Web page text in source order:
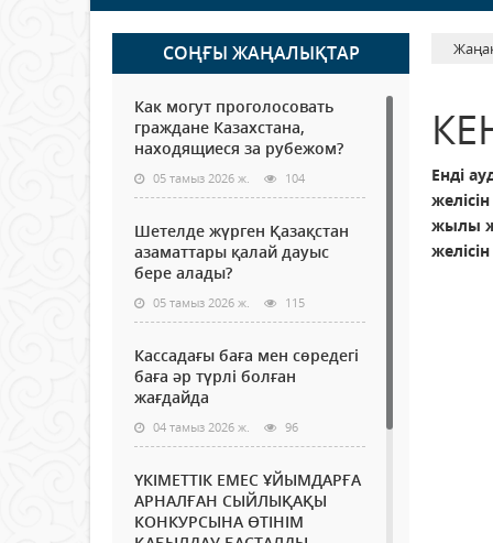
СОҢҒЫ ЖАҢАЛЫҚТАР
Как могут проголосовать
граждане Казахстана,
находящиеся за рубежом?
05 тамыз 2026 ж. 104
Шетелде жүрген Қазақстан
азаматтары қалай дауыс
бере алады?
05 тамыз 2026 ж. 115
Кассадағы баға мен сөредегі
баға әр түрлі болған
жағдайда
04 тамыз 2026 ж. 96
ҮКІМЕТТІК ЕМЕС ҰЙЫМДАРҒА
АРНАЛҒАН СЫЙЛЫҚАҚЫ
КОНКУРСЫНА ӨТІНІМ
Енді
жылы